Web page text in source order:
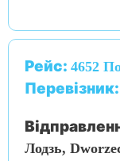
Рейс: 4652
Перевізник:
Лодзь,